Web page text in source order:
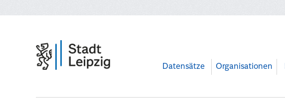
Datensätze Organisationen